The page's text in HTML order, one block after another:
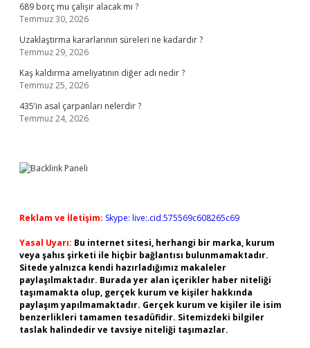
689 borç mu çalişir alacak mı ?
Temmuz 30, 2026
Uzaklaştırma kararlarının süreleri ne kadardır ?
Temmuz 29, 2026
Kaş kaldırma ameliyatının diğer adı nedir ?
Temmuz 25, 2026
435’in asal çarpanları nelerdir ?
Temmuz 24, 2026
Reklam ve İletişim: Skype: live:.cid.575569c608265c69
Yasal Uyarı: Bu internet sitesi, herhangi bir marka, kurum
veya şahıs şirketi ile hiçbir bağlantısı bulunmamaktadır.
Sitede yalnızca kendi hazırladığımız makaleler
paylaşılmaktadır. Burada yer alan içerikler haber niteliği
taşımamakta olup, gerçek kurum ve kişiler hakkında
paylaşım yapılmamaktadır. Gerçek kurum ve kişiler ile isim
benzerlikleri tamamen tesadüfidir. Sitemizdeki bilgiler
taslak halindedir ve tavsiye niteliği taşımazlar.